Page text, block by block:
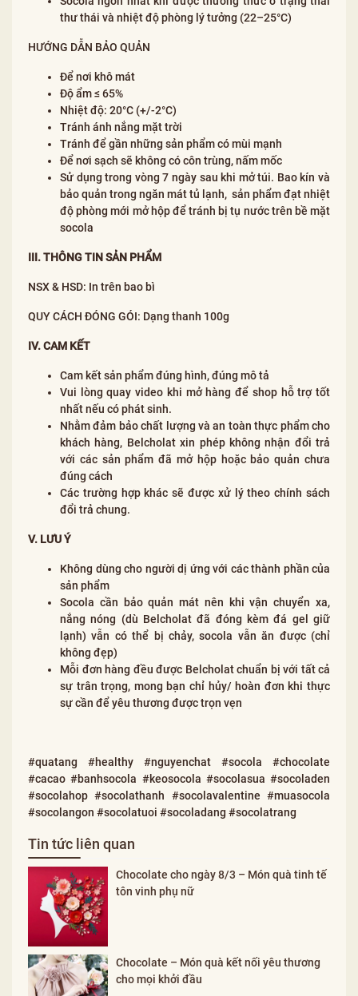
thư thái và nhiệt độ phòng lý tưởng (22–25°C)
HƯỚNG DẪN BẢO QUẢN
Để nơi khô mát
Độ ẩm ≤ 65%
Nhiệt độ: 20°C (+/-2°C)
Tránh ánh nắng mặt trời
Tránh để gần những sản phẩm có mùi mạnh
Để nơi sạch sẽ không có côn trùng, nấm mốc
Sử dụng trong vòng 7 ngày sau khi mở túi. Bao kín và
bảo quản trong ngăn mát tủ lạnh, sản phẩm đạt nhiệt
độ phòng mới mở hộp để tránh bị tụ nước trên bề mặt
socola
III. THÔNG TIN SẢN PHẨM
NSX & HSD: In trên bao bì
QUY CÁCH ĐÓNG GÓI: Dạng thanh 100g
IV. CAM KẾT
Cam kết sản phẩm đúng hình, đúng mô tả
Vui lòng quay video khi mở hàng để shop hỗ trợ tốt
nhất nếu có phát sinh.
Nhằm đảm bảo chất lượng và an toàn thực phẩm cho
khách hàng, Belcholat xin phép không nhận đổi trả
với các sản phẩm đã mở hộp hoặc bảo quản chưa
đúng cách
Các trường hợp khác sẽ được xử lý theo chính sách
đổi trả chung.
V. LƯU Ý
Không dùng cho người dị ứng với các thành phần của
sản phẩm
Socola cần bảo quản mát nên khi vận chuyển xa,
nắng nóng (dù Belcholat đã đóng kèm đá gel giữ
lạnh) vẫn có thể bị chảy, socola vẫn ăn được (chỉ
không đẹp)
Mỗi đơn hàng đều được Belcholat chuẩn bị với tất cả
sự trân trọng, mong bạn chỉ hủy/ hoàn đơn khi thực
sự cần để yêu thương được trọn vẹn
#quatang #healthy #nguyenchat #socola #chocolate
#cacao #banhsocola #keosocola #socolasua #socoladen
#socolahop #socolathanh #socolavalentine #muasocola
#socolangon #socolatuoi #socoladang #socolatrang
Tin tức liên quan
Chocolate cho ngày 8/3 – Món quà tinh tế
tôn vinh phụ nữ
Chocolate – Món quà kết nối yêu thương
cho mọi khởi đầu